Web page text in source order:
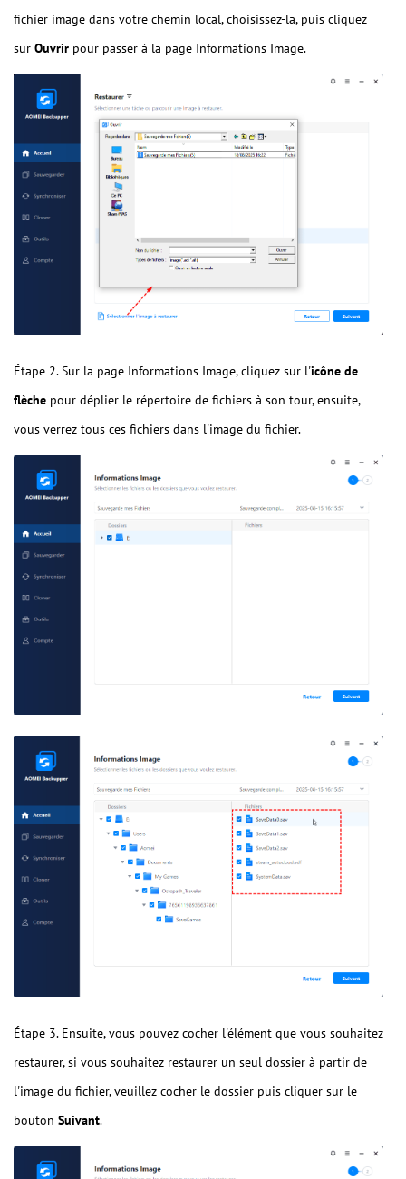
fichier image dans votre chemin local, choisissez-la, puis cliquez
sur Ouvrir pour passer à la page Informations Image.
Étape 2. Sur la page Informations Image, cliquez sur l'icône de
flèche pour déplier le répertoire de fichiers à son tour, ensuite,
vous verrez tous ces fichiers dans l'image du fichier.
Étape 3. Ensuite, vous pouvez cocher l'élément que vous souhaitez
restaurer, si vous souhaitez restaurer un seul dossier à partir de
l'image du fichier, veuillez cocher le dossier puis cliquer sur le
bouton Suivant.